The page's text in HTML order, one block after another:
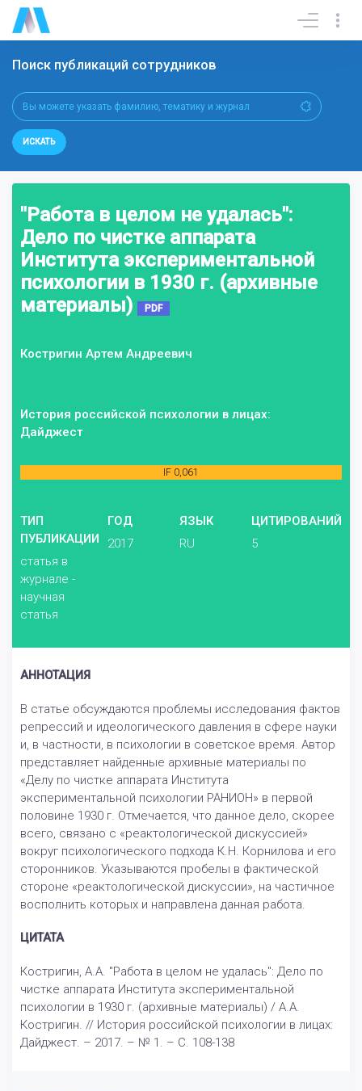
Поиск публикаций сотрудников
ИСКАТЬ
"Работа в целом не удалась":
Дело по чистке аппарата
Института экспериментальной
психологии в 1930 г. (архивные
материалы)
PDF
Костригин Артем Андреевич
История российской психологии в лицах:
Дайджест
IF 0,061
ТИП
ПУБЛИКАЦИИ
статья в
журнале -
научная
статья
ГОД
2017
ЯЗЫК
RU
ЦИТИРОВАНИЙ
5
АННОТАЦИЯ
В статье обсуждаются проблемы исследования фактов
репрессий и идеологического давления в сфере науки
и, в частности, в психологии в советское время. Автор
представляет найденные архивные материалы по
«Делу по чистке аппарата Института
экспериментальной психологии РАНИОН» в первой
половине 1930 г. Отмечается, что данное дело, скорее
всего, связано с «реактологической дискуссией»
вокруг психологического подхода К.Н. Корнилова и его
сторонников. Указываются пробелы в фактической
стороне «реактологической дискуссии», на частичное
восполнить которых и направлена данная работа.
ЦИТАТА
Костригин, А.А. "Работа в целом не удалась": Дело по
чистке аппарата Института экспериментальной
психологии в 1930 г. (архивные материалы) / А.А.
Костригин. // История российской психологии в лицах:
Дайджест. – 2017. – № 1. – С. 108-138